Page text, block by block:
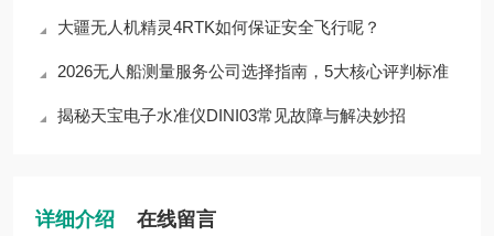
大疆无人机精灵4RTK如何保证安全飞行呢？
2026无人船测量服务公司选择指南，5大核心评判标准
揭秘天宝电子水准仪DINI03常见故障与解决妙招
详细介绍 在线留言